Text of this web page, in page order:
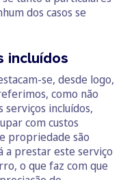
dos casos se
incluídos
se, desde logo,
como não
incluídos,
com custos
propriedade são
a prestar este serviço
o que faz com que